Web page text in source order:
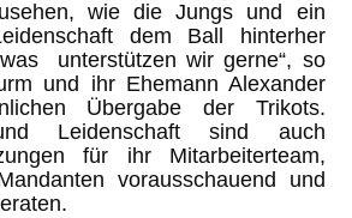
wie die Jungs und ein
dem Ball hinterher
unterstützen wir gerne“, so
und ihr Ehemann Alexander
Übergabe der Trikots.
Leidenschaft sind auch
für ihr Mitarbeiterteam,
vorausschauend und